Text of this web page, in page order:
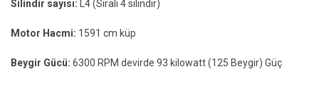
Silindir sayısı: L4 (Sıralı 4 silindir)
Motor Hacmi: 1591 cm küp
Beygir Gücü: 6300 RPM devirde 93 kilowatt (125 Beygir) Güç